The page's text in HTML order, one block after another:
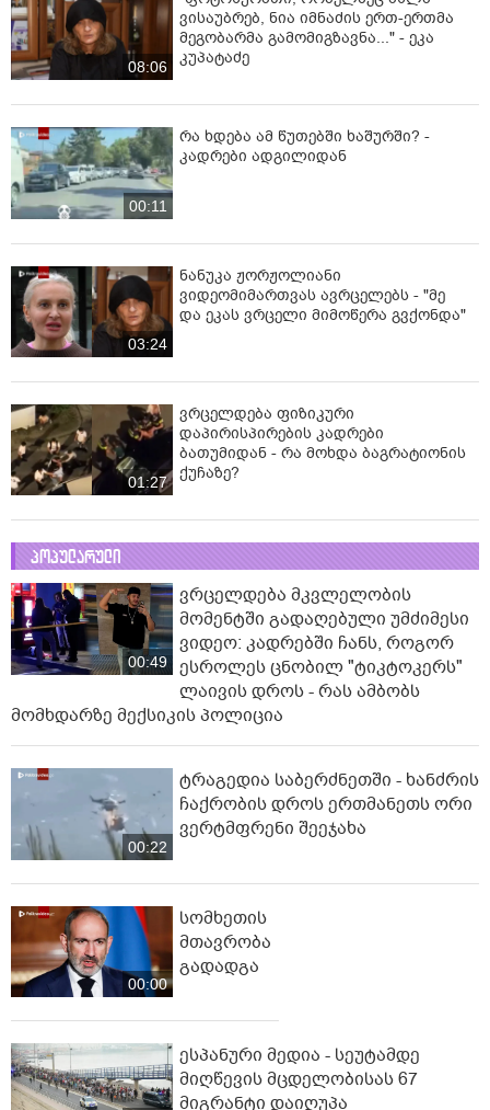
08:06
ვისაუბრებ, ნია იმნაძის ერთ-ერთმა
მეგობარმა გამომიგზავნა..." - ეკა
კუპატაძე
00:11
რა ხდება ამ წუთებში ხაშურში? -
კადრები ადგილიდან
03:24
ნანუკა ჟორჟოლიანი
ვიდეომიმართვას ავრცელებს - "მე
და ეკას ვრცელი მიმოწერა გვქონდა"
01:27
ვრცელდება ფიზიკური
დაპირისპირების კადრები
ბათუმიდან - რა მოხდა ბაგრატიონის
ქუჩაზე?
პოპულარული
00:49
ვრცელდება მკვლელობის
მომენტში გადაღებული უმძიმესი
ვიდეო: კადრებში ჩანს, როგორ
ესროლეს ცნობილ "ტიკტოკერს"
ლაივის დროს - რას ამბობს
მომხდარზე მექსიკის პოლიცია
00:22
ტრაგედია საბერძნეთში - ხანძრის
ჩაქრობის დროს ერთმანეთს ორი
ვერტმფრენი შეეჯახა
00:00
სომხეთის
მთავრობა
გადადგა
ესპანური მედია - სეუტამდე
მიღწევის მცდელობისას 67
მიგრანტი დაიღუპა